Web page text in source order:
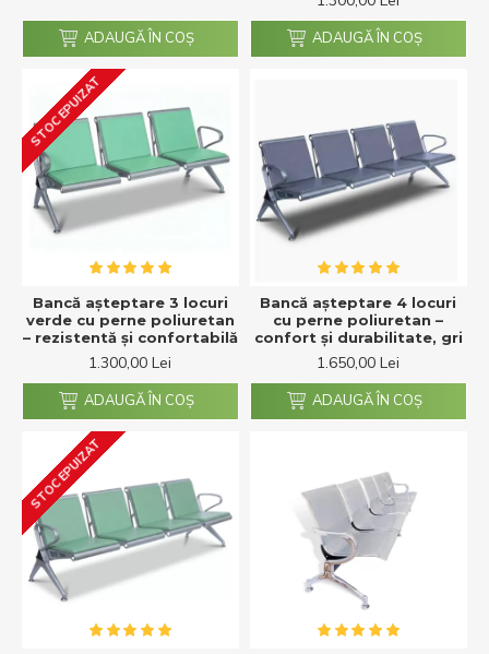
ADAUGĂ ÎN COŞ ADAUGĂ ÎN COŞ
STOC EPUIZAT
Bancă așteptare 3 locuri
verde cu perne poliuretan
– rezistentă și confortabilă
1.300,00 Lei
ADAUGĂ ÎN COŞ
Bancă așteptare 4 locuri
cu perne poliuretan –
confort și durabilitate, gri
1.650,00 Lei
ADAUGĂ ÎN COŞ
STOC EPUIZAT